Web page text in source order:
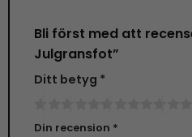
Bli först med att
Julgransfot”
Ditt betyg *
Din recension *